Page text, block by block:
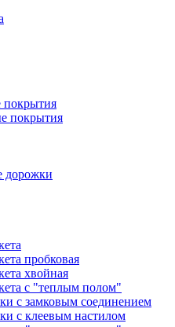
покрытия
покрытия
дорожки
пробковая
хвойная
с "теплым полом"
с замковым соединением
с клеевым настилом